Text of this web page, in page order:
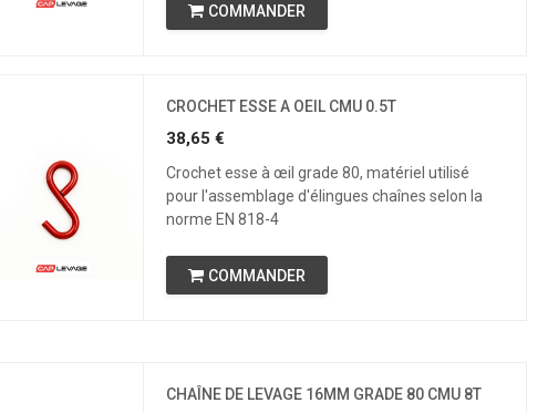
COMMANDER
CROCHET ESSE A OEIL CMU 0.5T
38,65 €
Crochet esse à œil grade 80, matériel utilisé
pour l'assemblage d'élingues chaînes selon la
norme EN 818-4
COMMANDER
CHAÎNE DE LEVAGE 16MM GRADE 80 CMU 8T